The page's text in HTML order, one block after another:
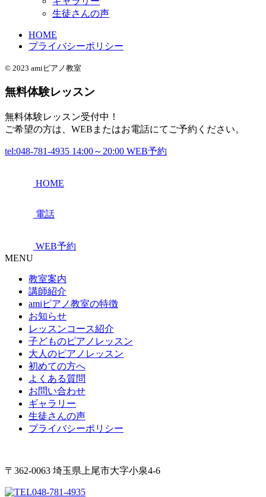
生徒さんの声
HOME
プライバシーポリシー
© 2023 amiピアノ教室
無料体験レッスン
無料体験レッスン受付中！
ご希望の方は、WEBまたはお電話にてご予約ください。
tel:048-781-4935 14:00～20:00 WEB予約
HOME
電話
WEB予約
MENU
教室案内
講師紹介
amiピアノ教室の特徴
お知らせ
レッスンコース紹介
子どものピアノレッスン
大人のピアノレッスン
初めての方へ
よくある質問
お問い合わせ
ギャラリー
生徒さんの声
プライバシーポリシー
〒362-0063 埼玉県上尾市大字小泉4-6
048-781-4935